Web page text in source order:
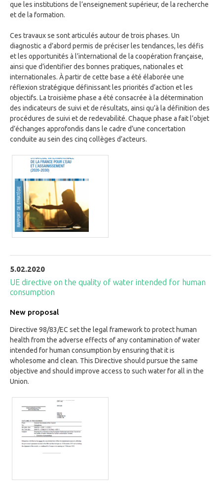
que les institutions de l’enseignement supérieur, de la recherche
et de la formation.
Ces travaux se sont articulés autour de trois phases. Un
diagnostic a d’abord permis de préciser les tendances, les défis
et les opportunités à l’international de la coopération française,
ainsi que d’identifier des bonnes pratiques, nationales et
internationales. À partir de cette base a été élaborée une
réflexion stratégique définissant les priorités d’action et les
objectifs. La troisième phase a été consacrée à la détermination
des indicateurs de suivi et de résultats, ainsi qu’à la définition des
procédures de suivi et de redevabilité. Chaque phase a fait l’objet
d’échanges approfondis dans le cadre d’une concertation
conduite au sein des cinq collèges d’acteurs.
5.02.2020
UE directive on the quality of water intended for human
consumption
New proposal
Directive 98/83/EC set the legal framework to protect human
health from the adverse effects of any contamination of water
intended for human consumption by ensuring that it is
wholesome and clean. This Directive should pursue the same
objective and should improve access to such water for all in the
Union.